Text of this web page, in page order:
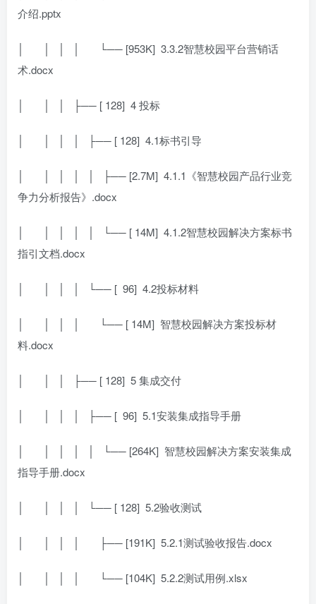
介绍.pptx
│ │ │ │ └── [953K] 3.3.2智慧校园平台营销话
术.docx
│ │ │ ├── [ 128] 4 投标
│ │ │ │ ├── [ 128] 4.1标书引导
│ │ │ │ │ ├── [2.7M] 4.1.1《智慧校园产品行业竞
争力分析报告》.docx
│ │ │ │ │ └── [ 14M] 4.1.2智慧校园解决方案标书
指引文档.docx
│ │ │ │ └── [ 96] 4.2投标材料
│ │ │ │ └── [ 14M] 智慧校园解决方案投标材
料.docx
│ │ │ ├── [ 128] 5 集成交付
│ │ │ │ ├── [ 96] 5.1安装集成指导手册
│ │ │ │ │ └── [264K] 智慧校园解决方案安装集成
指导手册.docx
│ │ │ │ └── [ 128] 5.2验收测试
│ │ │ │ ├── [191K] 5.2.1测试验收报告.docx
│ │ │ │ └── [104K] 5.2.2测试用例.xlsx